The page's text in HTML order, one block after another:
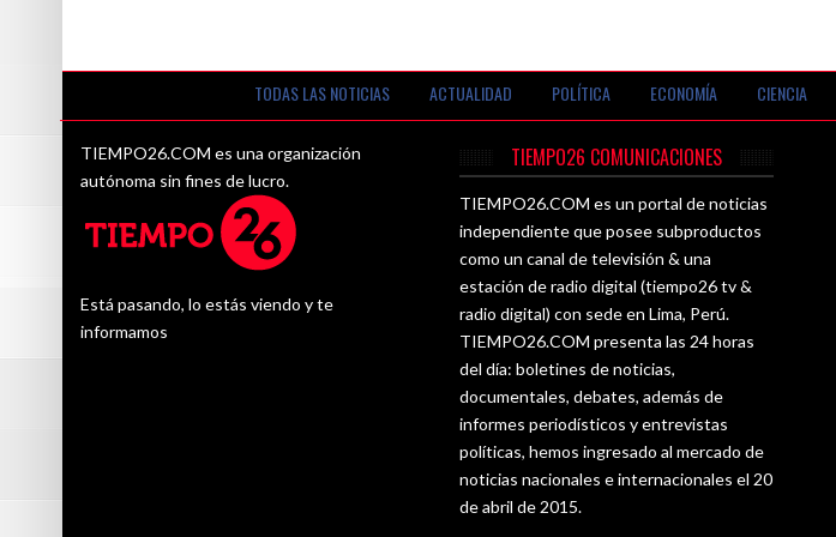
TODAS LAS NOTICIAS ACTUALIDAD POLÍTICA ECONOMÍA CIENCIA
TIEMPO26.COM es una organización
autónoma sin fines de lucro.
Está pasando, lo estás viendo y te
informamos
TIEMPO26 COMUNICACIONES
TIEMPO26.COM es un portal de noticias
independiente que posee subproductos
como un canal de televisión & una
estación de radio digital (tiempo26 tv &
radio digital) con sede en Lima, Perú.
TIEMPO26.COM presenta las 24 horas
del día: boletines de noticias,
documentales, debates, además de
informes periodísticos y entrevistas
políticas, hemos ingresado al mercado de
noticias nacionales e internacionales el 20
de abril de 2015.